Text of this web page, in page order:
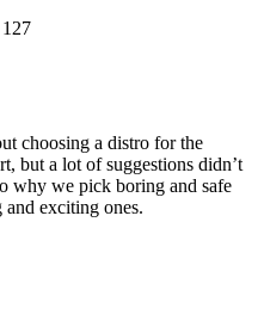
choosing a distro for the
but a lot of suggestions didn’t
why we pick boring and safe
and exciting ones.